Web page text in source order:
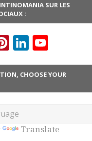
SUR LES
:
Pi
te
r
t
Li
k
e
u
T
e
CHOOSE YOUR
Translate